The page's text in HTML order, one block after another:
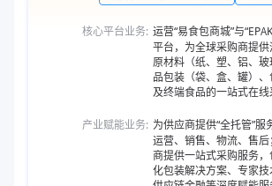
核心平台业务: 运营“易食包商城”与
平台，为全球采购商提
原材料（纸、塑、铝、
品包装（袋、盒、罐）
及终端食品的一站式在线
产业赋能业务: 为供应商提供“全托管”服
运营、销售、物流、售
商提供一站式采购服务
化包装解决方案、专家技